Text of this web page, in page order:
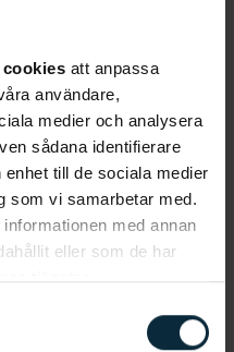
cookies att anpassa
användare,
medier och analysera
sådana identifierare
till de sociala medier
som vi samarbetar med.
med annan
eller som de har
tjänster.